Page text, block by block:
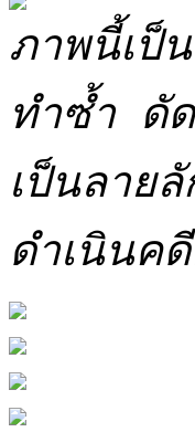
ภาพนี้เป็
ทำซ้ำ ดั
เป็นลาย
ดำเนินค